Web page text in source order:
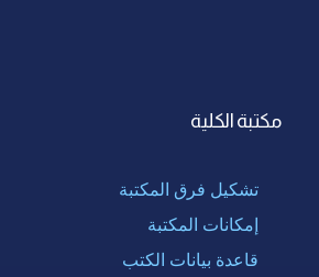
مكتبة الكلية
تشكيل فرق المكتبة
إمكانات المكتبة
قاعدة بيانات الكتب